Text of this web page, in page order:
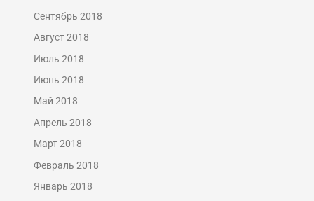
Сентябрь 2018
Август 2018
Июль 2018
Июнь 2018
Май 2018
Апрель 2018
Март 2018
Февраль 2018
Январь 2018